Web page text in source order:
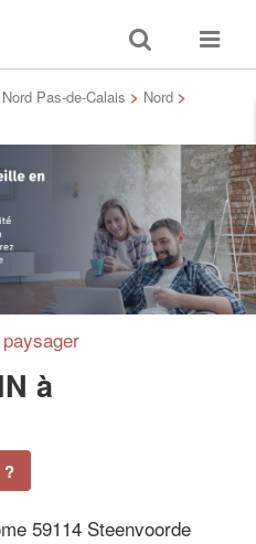
Toggle
search
Toggle
Nord Pas-de-Calais > Nord >
à
?
59114 Steenvoorde